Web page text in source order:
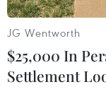
TIN CÙNG
Xe tải va chạm
làm hai người
JG Wentworth
$25,000 In
Settlement